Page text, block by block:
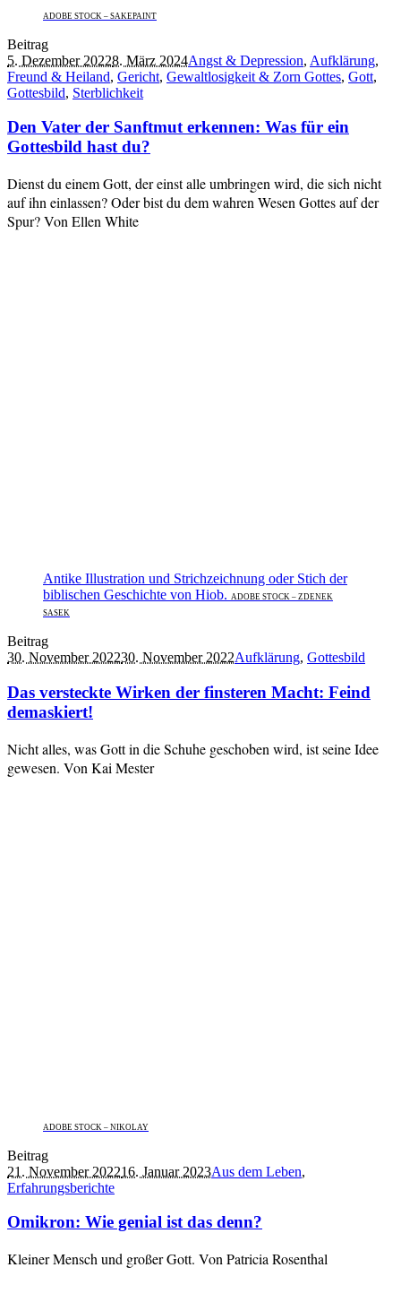
ADOBE STOCK – SAKEPAINT
Beitrag
5. Dezember 20228. März 2024Angst & Depression, Aufklärung,
Freund & Heiland, Gericht, Gewaltlosigkeit & Zorn Gottes, Gott,
Gottesbild, Sterblichkeit
Den Vater der Sanftmut erkennen: Was für ein
Gottesbild hast du?
Dienst du einem Gott, der einst alle umbringen wird, die sich nicht
auf ihn einlassen? Oder bist du dem wahren Wesen Gottes auf der
Spur? Von Ellen White
Antike Illustration und Strichzeichnung oder Stich der
biblischen Geschichte von Hiob. ADOBE STOCK – ZDENEK
SASEK
Beitrag
30. November 202230. November 2022Aufklärung, Gottesbild
Das versteckte Wirken der finsteren Macht: Feind
demaskiert!
Nicht alles, was Gott in die Schuhe geschoben wird, ist seine Idee
gewesen. Von Kai Mester
ADOBE STOCK – NIKOLAY
Beitrag
21. November 202216. Januar 2023Aus dem Leben,
Erfahrungsberichte
Omikron: Wie genial ist das denn?
Kleiner Mensch und großer Gott. Von Patricia Rosenthal